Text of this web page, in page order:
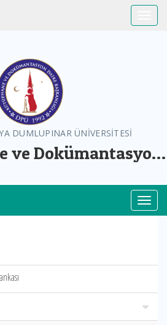
DUMLUPINAR ÜNİVERSİTESİ
ve Dokümantasyon